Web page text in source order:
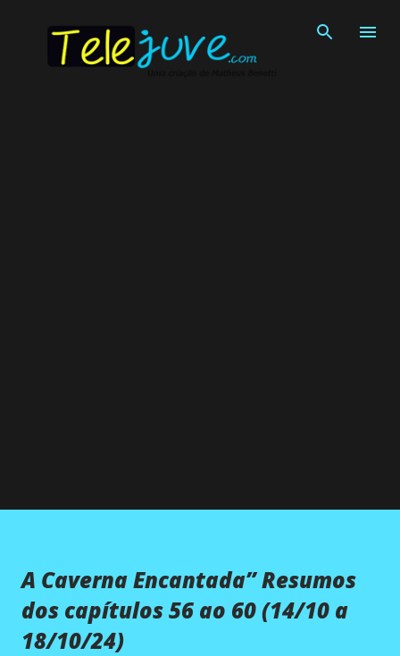
A Caverna Encantada” Resumos
dos capítulos 56 ao 60 (14/10 a
18/10/24)